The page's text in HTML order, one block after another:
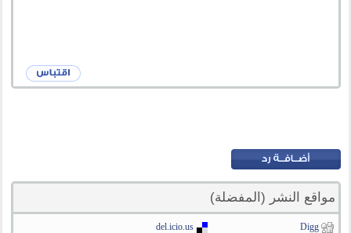
مواقع النشر (المفضلة)
Digg
del.icio.us